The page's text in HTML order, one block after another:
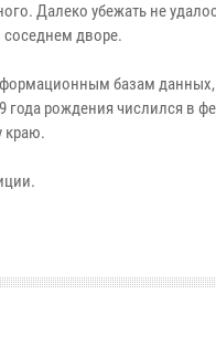
Далеко убежать не
соседнем дворе.
базам
года рождения числился в
краю.